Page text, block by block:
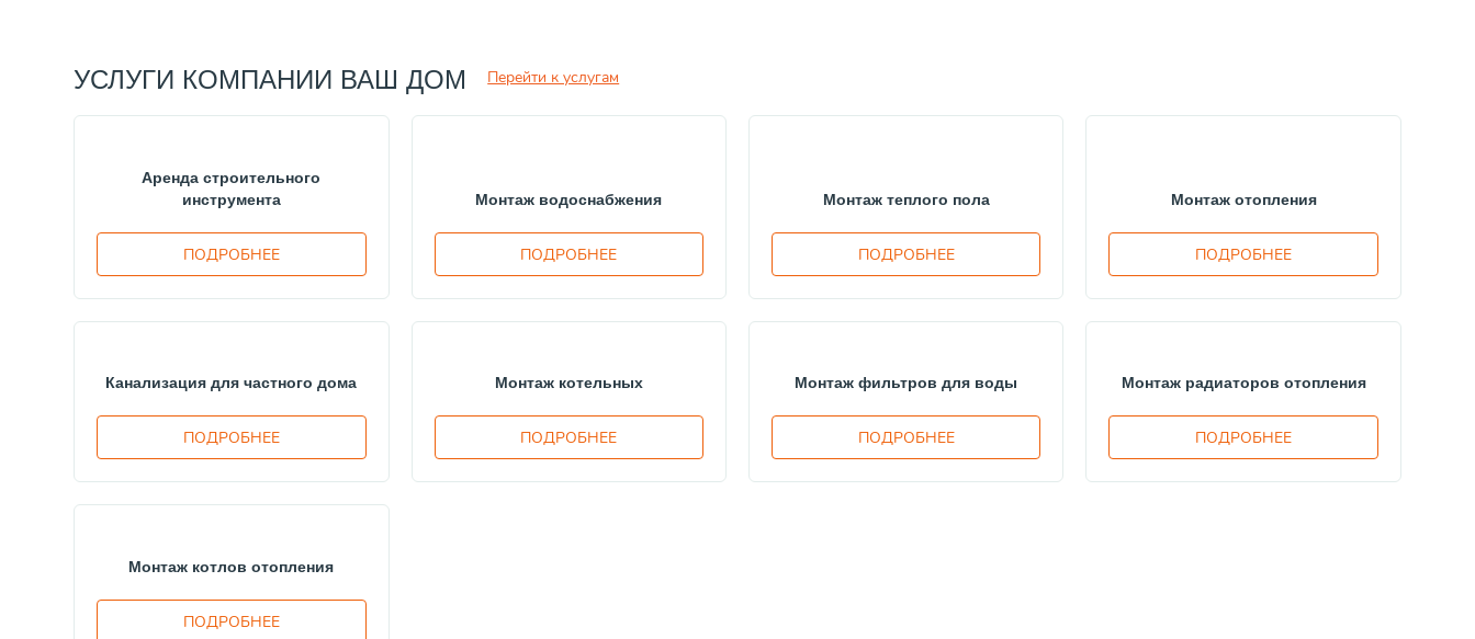
УСЛУГИ КОМПАНИИ ВАШ ДОМ Перейти к услугам
Аренда строительного
инструмента
ПОДРОБНЕЕ
Монтаж водоснабжения
ПОДРОБНЕЕ
Монтаж теплого пола
ПОДРОБНЕЕ
Монтаж отопления
ПОДРОБНЕЕ
Канализация для частного дома
ПОДРОБНЕЕ
Монтаж котельных
ПОДРОБНЕЕ
Монтаж фильтров для воды
ПОДРОБНЕЕ
Монтаж радиаторов отопления
ПОДРОБНЕЕ
Монтаж котлов отопления
ПОДРОБНЕЕ